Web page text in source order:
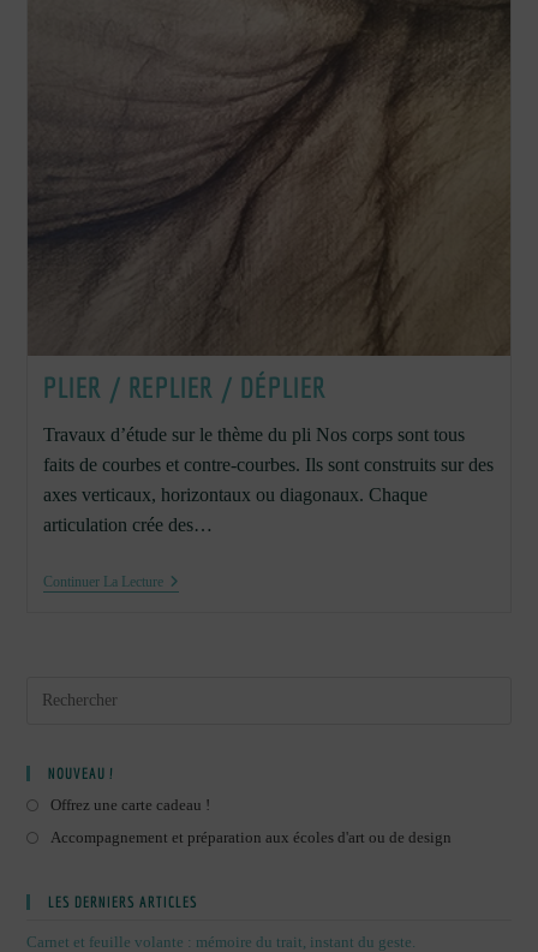
PLIER / REPLIER / DÉPLIER
Travaux d’étude sur le thème du pli Nos corps sont tous
faits de courbes et contre-courbes. Ils sont construits sur des
axes verticaux, horizontaux ou diagonaux. Chaque
articulation crée des…
Continuer La LecturePlier
NOUVEAU !
Offrez une carte cadeau !
Accompagnement et préparation aux écoles d'art ou de design
LES DERNIERS ARTICLES
Carnet et feuille volante : mémoire du trait, instant du geste.